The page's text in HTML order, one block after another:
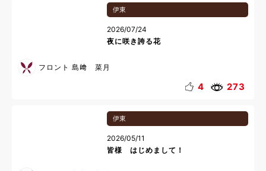
伊東
2026/07/24
夜に咲き誇る花
フロント 島﨑 菜月
4 273
伊東
2026/05/11
皆様 はじめまして！